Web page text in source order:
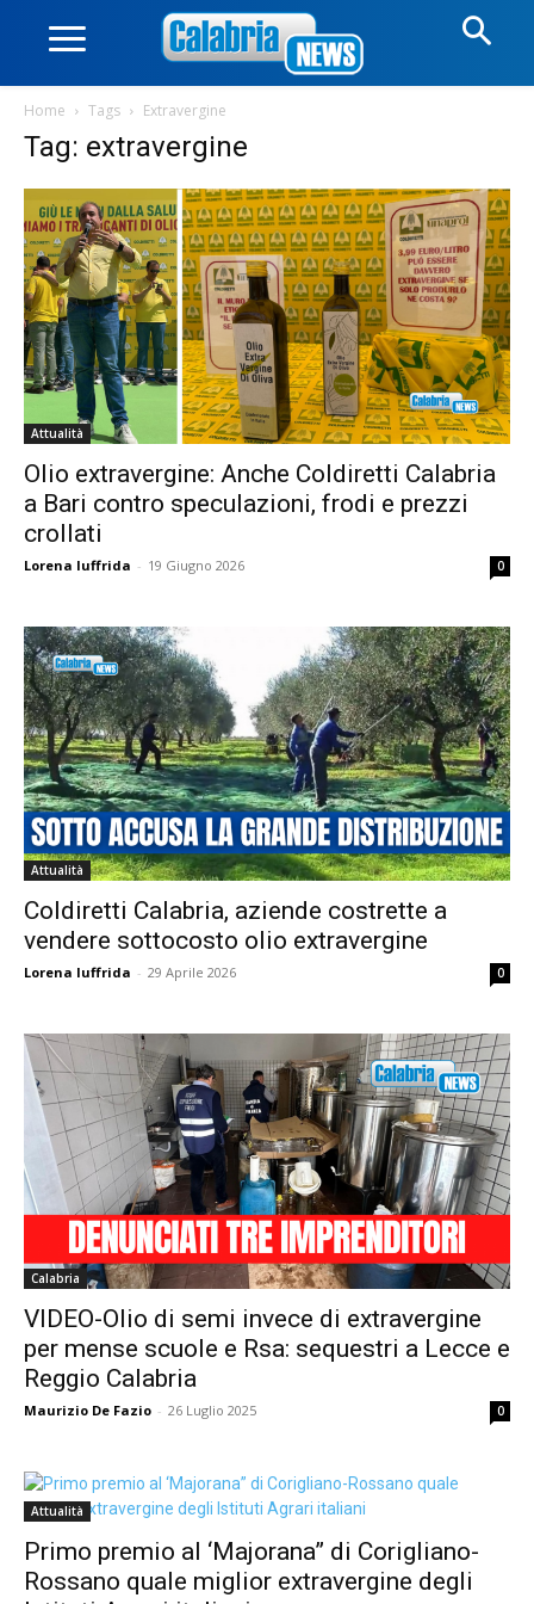
Home Tags Extravergine
Tag: extravergine
Attualità
Olio extravergine: Anche Coldiretti Calabria
a Bari contro speculazioni, frodi e prezzi
crollati
Lorena Iuffrida - 19 Giugno 2026 0
Attualità
Coldiretti Calabria, aziende costrette a
vendere sottocosto olio extravergine
Lorena Iuffrida - 29 Aprile 2026 0
Calabria
VIDEO-Olio di semi invece di extravergine
per mense scuole e Rsa: sequestri a Lecce e
Reggio Calabria
Maurizio De Fazio - 26 Luglio 2025 0
Attualità
Primo premio al ‘Majorana” di Corigliano-
Rossano quale miglior extravergine degli